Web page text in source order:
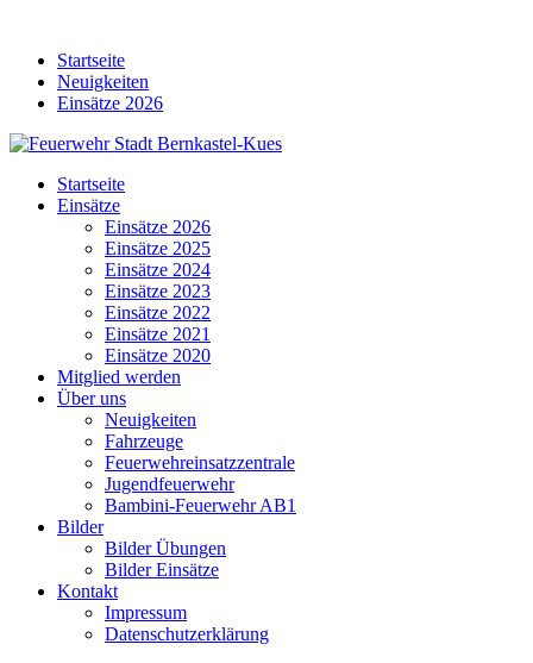
contentStartseite
Neuigkeiten
Einsätze 2026
Startseite
Einsätze
Einsätze 2026
Einsätze 2025
Einsätze 2024
Einsätze 2023
Einsätze 2022
Einsätze 2021
Einsätze 2020
Mitglied werden
Über uns
Neuigkeiten
Fahrzeuge
Feuerwehreinsatzzentrale
Jugendfeuerwehr
Bambini-Feuerwehr AB1
Bilder
Bilder Übungen
Bilder Einsätze
Kontakt
Impressum
Datenschutzerklärung